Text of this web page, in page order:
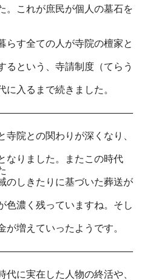
。これが庶民が個人の墓石を
らす全ての人が寺院の檀家と
るという、寺請制度（てらう
に入るまで続きました。
院との関わりが深くなり、
なりました。またこの時代
のしきたりに基づいた葬送が
色濃く残っていますね。そし
が増えていったようです。
に実在した人物の終活や、